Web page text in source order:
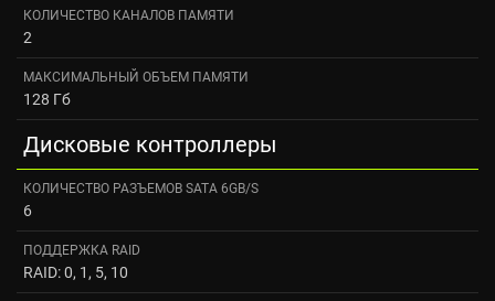
КОЛИЧЕСТВО КАНАЛОВ ПАМЯТИ
2
МАКСИМАЛЬНЫЙ ОБЪЕМ ПАМЯТИ
128 Гб
Дисковые контроллеры
КОЛИЧЕСТВО РАЗЪЕМОВ SATA 6GB/S
6
ПОДДЕРЖКА RAID
RAID: 0, 1, 5, 10